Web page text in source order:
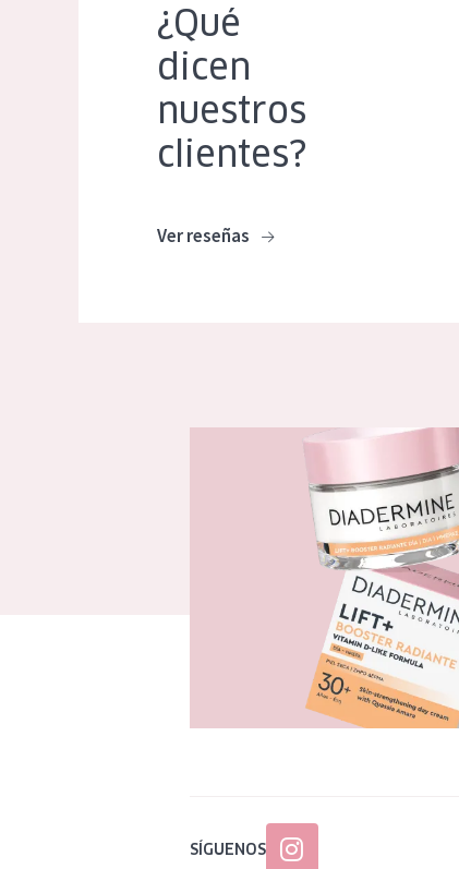
¿Qué
dicen
nuestros
clientes?
Ver reseñas
SÍGUENOS